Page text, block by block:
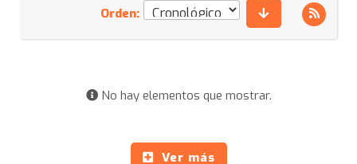
Orden:
No hay elementos que mostrar.
Ver más